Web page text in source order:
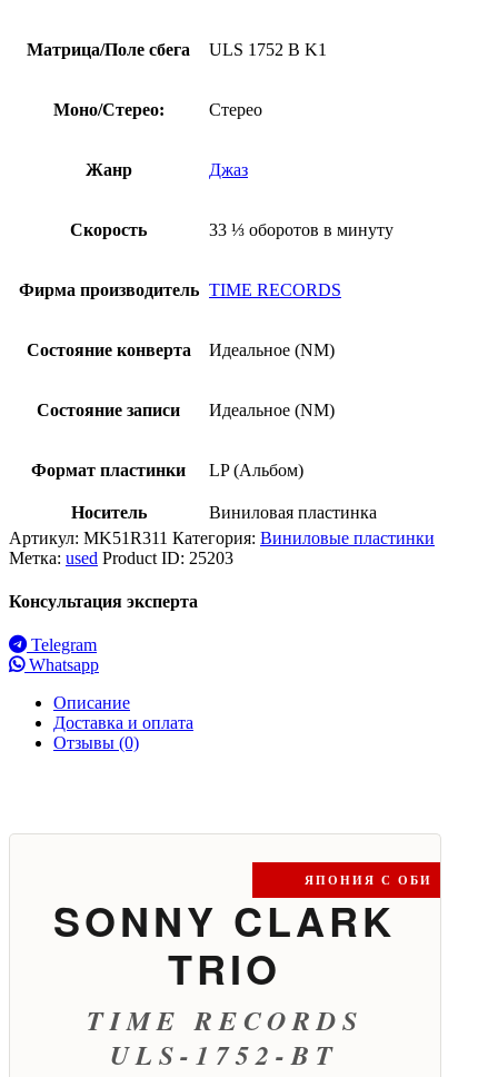
Матрица/Поле сбега ULS 1752 B K1
Моно/Стерео: Стерео
Жанр Джаз
Скорость 33 ⅓ оборотов в минуту
Фирма производитель TIME RECORDS
Состояние конверта Идеальное (NM)
Состояние записи Идеальное (NM)
Формат пластинки LP (Альбом)
Носитель
Виниловая пластинка
Артикул: MK51R311 Категория: Виниловые пластинки
Метка: used Product ID: 25203
Консультация эксперта
Telegram
Whatsapp
Описание
Доставка и оплата
Отзывы (0)
ЯПОНИЯ С ОБИ
SONNY CLARK
TRIO
TIME RECORDS
ULS-1752-BT